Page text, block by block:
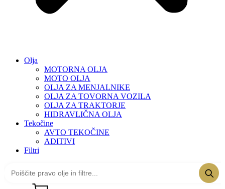
Olja
MOTORNA OLJA
MOTO OLJA
OLJA ZA MENJALNIKE
OLJA ZA TOVORNA VOZILA
OLJA ZA TRAKTORJE
HIDRAVLIČNA OLJA
Tekočine
AVTO TEKOČINE
ADITIVI
Filtri